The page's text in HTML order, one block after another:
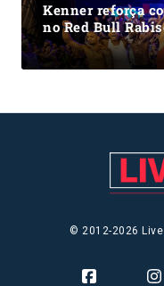
Kenner reforça
no Red Bull
© 2012-2026